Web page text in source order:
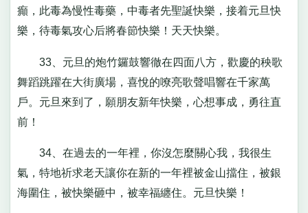
癲，此毒為慢性毒藥，中毒者先聖誕快樂，接着元旦快
樂，待毒氣攻心后將春節快樂！天天快樂。
33、元旦的炮竹鑼鼓響徹在四面八方，歡慶的秧歌
舞蹈跳躍在大街廣場，喜悅的嘹亮歌聲唱響在千家萬
戶。元旦來到了，願朋友新年快樂，心想事成，勇往直
前！
34、在過去的一年裡，你沒怎麼關心我，我很生
氣，特地祈求老天讓你在新的一年裡被金山擋住，被銀
海圍住，被快樂砸中，被幸福纏住。元旦快樂！